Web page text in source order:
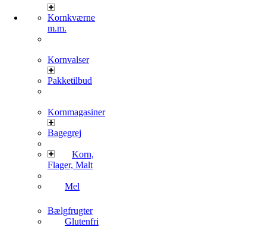
Kornkværne
m.m.
Kornvalser
Pakketilbud
Kornmagasiner
Bagegrej
Korn,
Flager, Malt
Mel
Bælgfrugter
Glutenfri